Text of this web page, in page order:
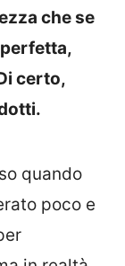
che se
certo,
quando
poco e